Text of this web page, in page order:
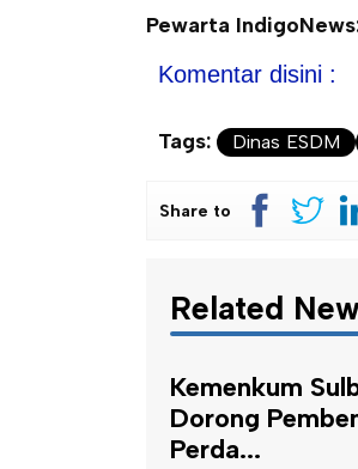
Pewarta
Komentar disini :
Tags: Dinas ESDM
Share to
Related
Pascalongsor
dan Polman,
Sul...